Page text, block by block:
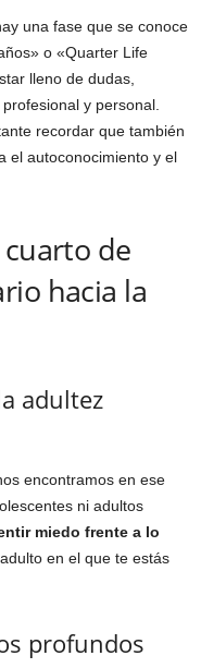
una fase que se conoce
o «Quarter Life
lleno de dudas,
y personal.
recordar que también
el autoconocimiento y el
de
hacia la
adultez
encontramos en ese
ni adultos
miedo frente a lo
en el que te estás
profundos